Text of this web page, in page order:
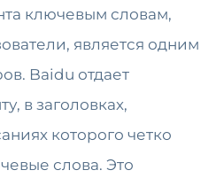
ключевым словам,
является одним
Baidu отдает
в заголовках,
которого четко
слова. Это